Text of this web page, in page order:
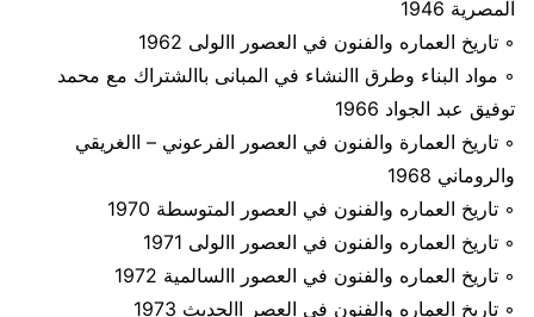
المصرية 1946
◦ تاريخ العماره والفنون في العصور االولى 1962
◦ مواد البناء وطرق االنشاء في المبانى باالشتراك مع محمد
توفيق عبد الجواد 1966
◦ تاريخ العمارة والفنون في العصور الفرعوني – االغريقي
والروماني 1968
◦ تاريخ العماره والفنون في العصور المتوسطة 1970
◦ تاريخ العماره والفنون في العصور االولى 1971
◦ تاريخ العماره والفنون في العصور االسالمية 1972
◦ تاريخ العماره والفنون في العصر االحديث 1973